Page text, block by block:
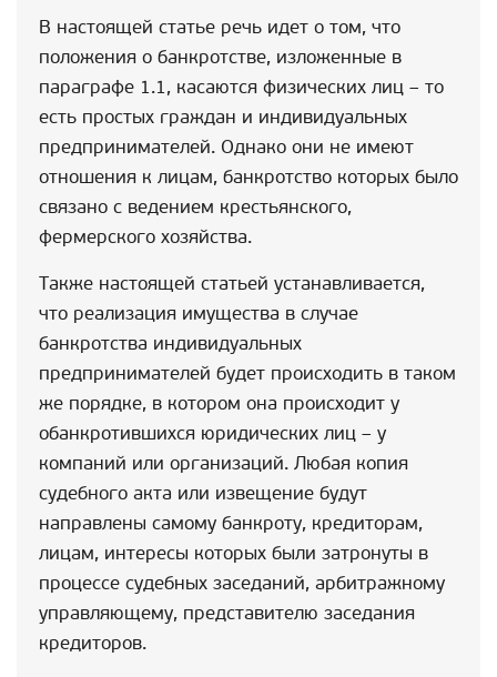
В настоящей статье речь идет о том, что
положения о банкротстве, изложенные в
параграфе 1.1, касаются физических лиц – то
есть простых граждан и индивидуальных
предпринимателей. Однако они не имеют
отношения к лицам, банкротство которых было
связано с ведением крестьянского,
фермерского хозяйства.
Также настоящей статьей устанавливается,
что реализация имущества в случае
банкротства индивидуальных
предпринимателей будет происходить в таком
же порядке, в котором она происходит у
обанкротившихся юридических лиц – у
компаний или организаций. Любая копия
судебного акта или извещение будут
направлены самому банкроту, кредиторам,
лицам, интересы которых были затронуты в
процессе судебных заседаний, арбитражному
управляющему, представителю заседания
кредиторов.